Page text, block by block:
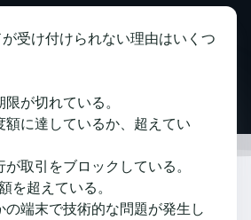
受け付けられない理由はいくつ
が切れている。
額に達しているか、超えてい
取引をブロックしている。
を超えている。
の端末で技術的な問題が発生し